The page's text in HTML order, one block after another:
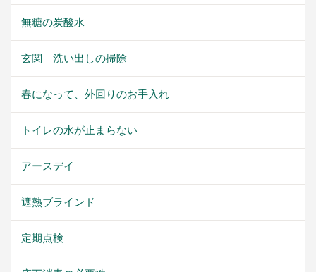
無糖の炭酸水
玄関 洗い出しの掃除
春になって、外回りのお手入れ
トイレの水が止まらない
アースデイ
遮熱ブラインド
定期点検